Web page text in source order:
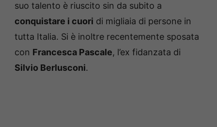
suo talento è riuscito sin da subito a
conquistare i cuori di migliaia di persone in
tutta Italia. Si è inoltre recentemente sposata
con Francesca Pascale, l’ex fidanzata di
Silvio Berlusconi.